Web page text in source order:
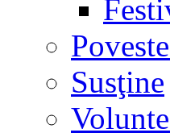
Susţine